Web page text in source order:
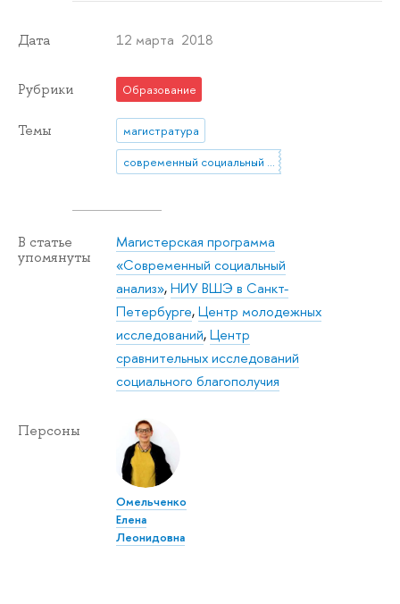
Дата 12 марта 2018
Рубрики Образование
Темы
магистратура
современный социальный анализ
В статье
упомянуты
Магистерская программа
«Современный социальный
анализ»,НИУ ВШЭ в Санкт-
Петербурге,Центр молодежных
исследований,Центр
сравнительных исследований
социального благополучия
Персоны
Омельченко
Елена
Леонидовна